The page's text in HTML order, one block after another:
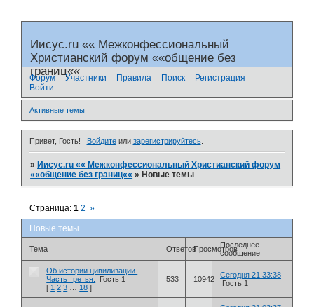
Иисус.ru «« Межконфессиональный
Христианский форум ««общение без
границ««
Форум Участники Правила Поиск
Регистрация
Войти
Активные темы
Привет, Гость! Войдитеили зарегистрируйтесь.
»Иисус.ru «« Межконфессиональный Христианский форум
««общение без границ«« »Новые темы
Новые темы
Страница:1 2 »
Тема ОтветовПросмотровПоследнее
сообщение
Об истории цивилизации.
Часть третья.
Гость 1
[ 1 2 3 18 ]
533 10942
Сегодня 21:33:38
Гость 1